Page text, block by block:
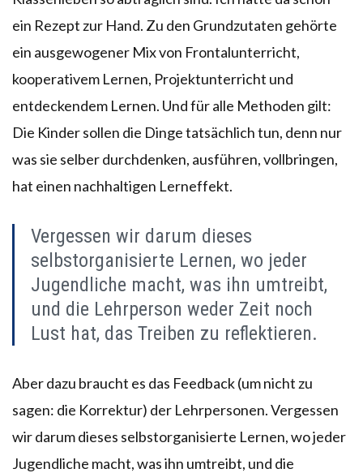
ein Rezept zur Hand. Zu den Grundzutaten gehörte
ein ausgewogener Mix von Frontalunterricht,
kooperativem Lernen, Projektunterricht und
entdeckendem Lernen. Und für alle Methoden gilt:
Die Kinder sollen die Dinge tatsächlich tun, denn nur
was sie selber durchdenken, ausführen, vollbringen,
hat einen nachhaltigen Lerneffekt.
Vergessen wir darum dieses
selbstorganisierte Lernen, wo jeder
Jugendliche macht, was ihn umtreibt,
und die Lehrperson weder Zeit noch
Lust hat, das Treiben zu reflektieren.
Aber dazu braucht es das Feedback (um nicht zu
sagen: die Korrektur) der Lehrpersonen. Vergessen
wir darum dieses selbstorganisierte Lernen, wo jeder
Jugendliche macht, was ihn umtreibt, und die